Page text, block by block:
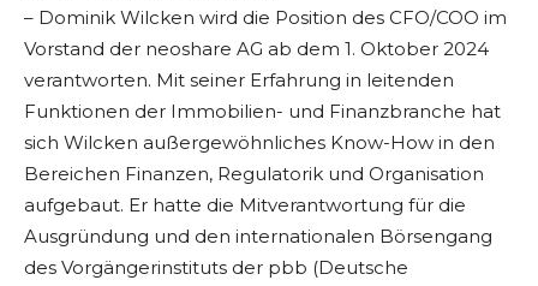
– Dominik Wilcken wird die Position des CFO/COO im
Vorstand der neoshare AG ab dem 1. Oktober 2024
verantworten. Mit seiner Erfahrung in leitenden
Funktionen der Immobilien- und Finanzbranche hat
sich Wilcken außergewöhnliches Know-How in den
Bereichen Finanzen, Regulatorik und Organisation
aufgebaut. Er hatte die Mitverantwortung für die
Ausgründung und den internationalen Börsengang
des Vorgängerinstituts der pbb (Deutsche